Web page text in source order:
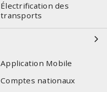
Électrification des
transports
Application Mobile
Comptes nationaux